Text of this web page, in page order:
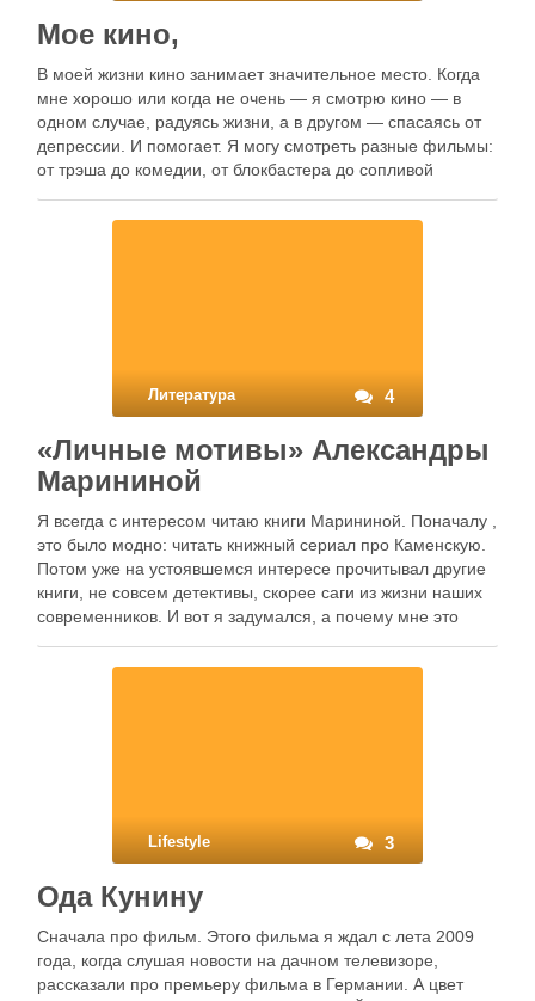
Мое кино,
В моей жизни кино занимает значительное место. Когда
мне хорошо или когда не очень — я смотрю кино — в
одном случае, радуясь жизни, а в другом — спасаясь от
депрессии. И помогает. Я могу смотреть разные фильмы:
от трэша до комедии, от блокбастера до сопливой
Литература 4
«Личные мотивы» Александры
Марининой
Я всегда с интересом читаю книги Марининой. Поначалу ,
это было модно: читать книжный сериал про Каменскую.
Потом уже на устоявшемся интересе прочитывал другие
книги, не совсем детективы, скорее саги из жизни наших
современников. И вот я задумался, а почему мне это
Lifestyle 3
Ода Кунину
Сначала про фильм. Этого фильма я ждал с лета 2009
года, когда слушая новости на дачном телевизоре,
рассказали про премьеру фильма в Германии. А цвет